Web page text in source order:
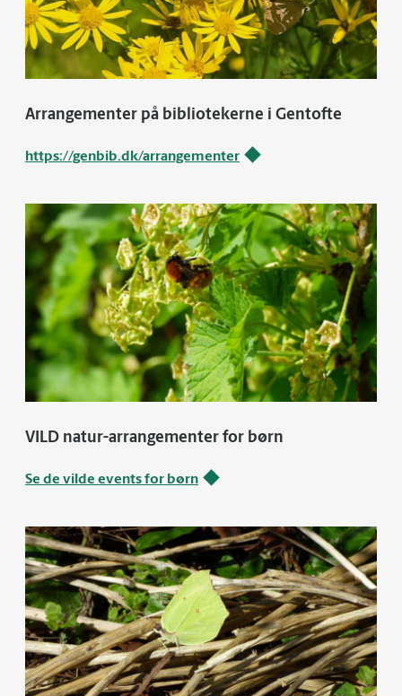
Arrangementer på bibliotekerne i Gentofte
https://genbib.dk/arrangementer
VILD natur-arrangementer for børn
Se de vilde events for børn